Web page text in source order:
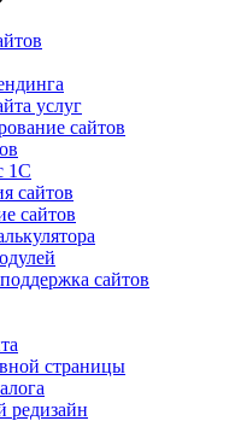
услуг
сайтов
1С
сайтов
сайтов
сайтов
страницы
редизайн